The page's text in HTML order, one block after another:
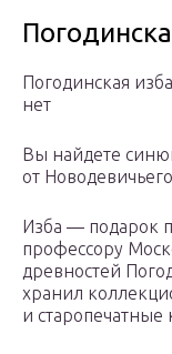
Погодинская
нет
Вы найдете
от
Изба — подарок
профессору
древностей
хранил
и